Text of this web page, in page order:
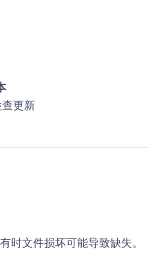
更新
时文件损坏可能导致缺失。